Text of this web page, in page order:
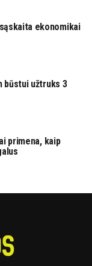
ekonomikai
būstui užtruks 3
primena, kaip